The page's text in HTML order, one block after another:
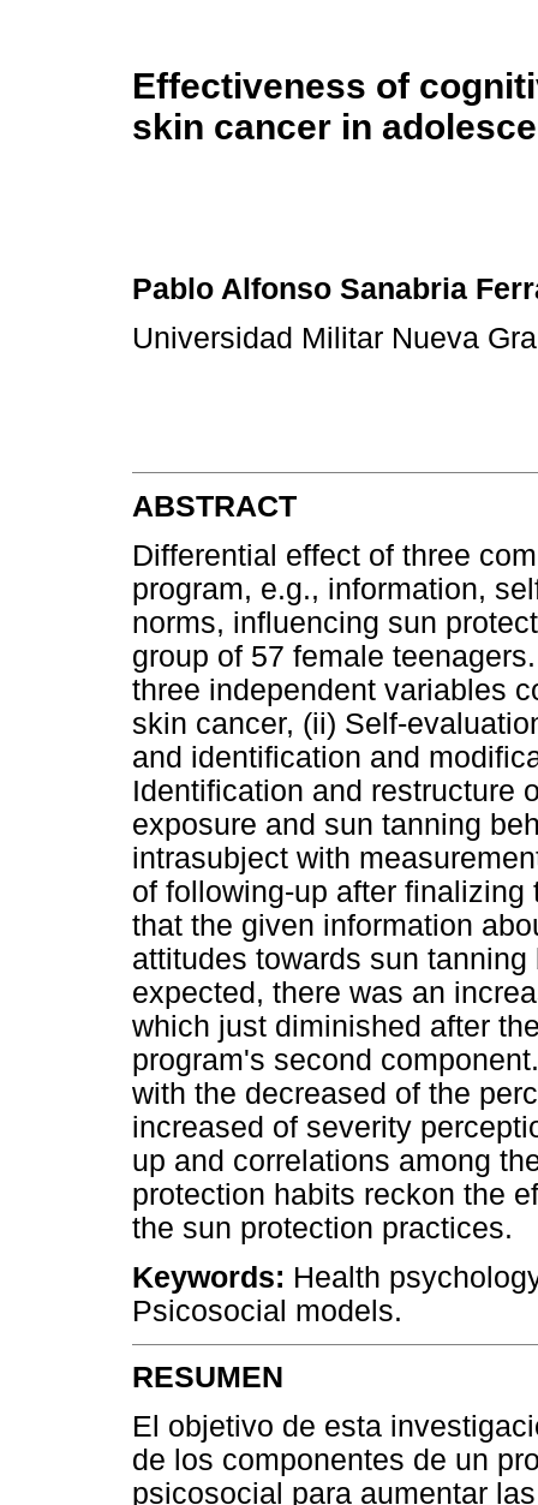
Effectiveness of
skin cancer in
Pablo Alfonso Sanabria
Universidad Militar Nueva
ABSTRACT
Differential effect of three
program, e.g., information,
norms, influencing sun
group of 57 female
three independent variables
skin cancer, (ii) Self-
and identification and
Identification and restructure
exposure and sun tanning
intrasubject with
of following-up after
that the given information
attitudes towards sun
expected, there was an
which just diminished after
program's second
with the decreased of the
increased of severity
up and correlations among
protection habits reckon the
the sun protection practices.
Keywords: Health
Psicosocial models.
RESUMEN
El objetivo de esta
de los componentes de un
psicosocial para aumentar